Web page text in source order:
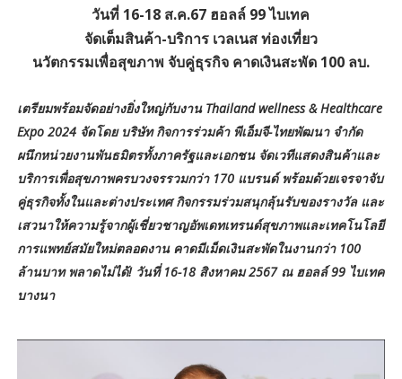
วันที่ 16-18 ส.ค.67 ฮอลล์ 99 ไบเทค
จัดเต็มสินค้า-บริการ เวลเนส ท่องเที่ยว
นวัตกรรมเพื่อสุขภาพ จับคู่ธุรกิจ คาดเงินสะพัด 100 ลบ.
เตรียมพร้อมจัดอย่างยิ่งใหญ่กับงาน Thailand wellness & Healthcare
Expo 2024 จัดโดย บริษัท กิจการร่วมค้า พีเอ็มจี-ไทยพัฒนา จำกัด
ผนึกหน่วยงานพันธมิตรทั้งภาครัฐและเอกชน จัดเวทีแสดงสินค้าและ
บริการเพื่อสุขภาพครบวงจรรวมกว่า 170 แบรนด์ พร้อมด้วยเจรจาจับ
คู่ธุรกิจทั้งในและต่างประเทศ กิจกรรมร่วมสนุกลุ้นรับของรางวัล และ
เสวนาให้ความรู้จากผู้เชี่ยวชาญอัพเดทเทรนด์สุขภาพและเทคโนโลยี
การแพทย์สมัยใหม่ตลอดงาน คาดมีเม็ดเงินสะพัดในงานกว่า 100
ล้านบาท พลาดไม่ได้! วันที่ 16-18 สิงหาคม 2567 ณ ฮอลล์ 99 ไบเทค
บางนา